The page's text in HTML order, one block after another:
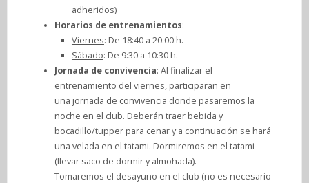
adheridos)
Horarios de entrenamientos:
Viernes: De 18:40 a 20:00 h.
Sábado: De 9:30 a 10:30 h.
Jornada de convivencia: Al finalizar el
entrenamiento del viernes, participaran en
una jornada de convivencia donde pasaremos la
noche en el club. Deberán traer bebida y
bocadillo/tupper para cenar y a continuación se hará
una velada en el tatami. Dormiremos en el tatami
(llevar saco de dormir y almohada).
Tomaremos el desayuno en el club (no es necesario